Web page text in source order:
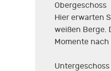
Obergeschoss
Hier erwarten
weißen Berge.
Momente nach
Untergeschoss